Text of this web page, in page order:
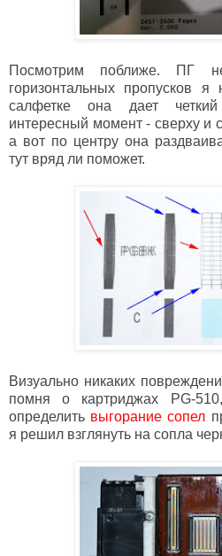
Посмотрим поближе. ПГ
горизонтальных пропусков
салфетке она дает
интересный момент - сверху и
а вот по центру она
тут вряд ли поможет.
Визуально никаких
помня о картриджах PG-
определить выгорание сопел
я решил взглянуть на сопла